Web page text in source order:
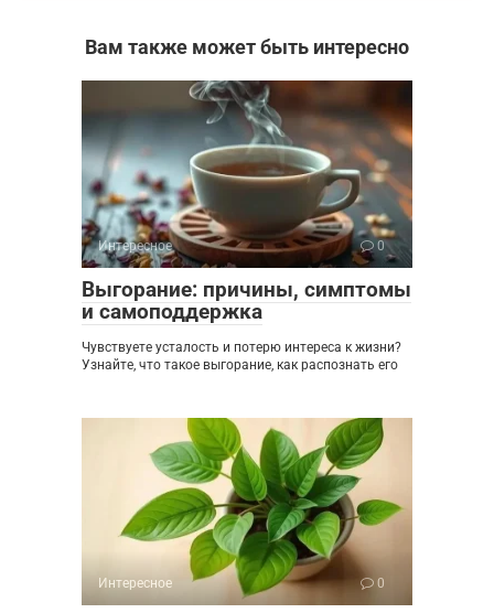
Вам также может быть интересно
Интересное 0
Выгорание: причины, симптомы
и самоподдержка
Чувствуете усталость и потерю интереса к жизни?
Узнайте, что такое выгорание, как распознать его
Интересное 0